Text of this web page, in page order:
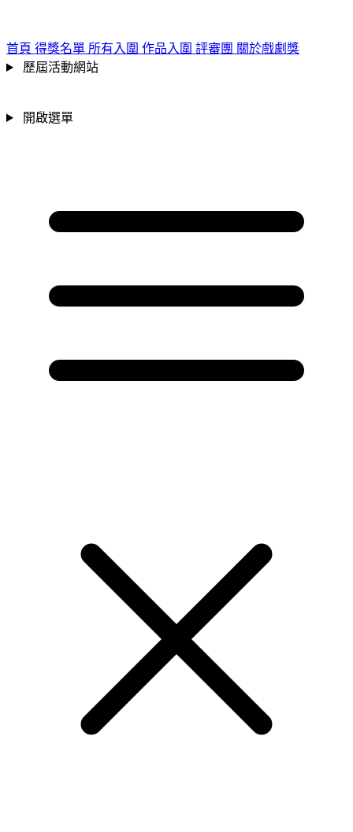
:::
首頁 得獎名單 所有入圍 作品入圍 評審團 關於戲劇獎
歷屆活動網站
開啟選單